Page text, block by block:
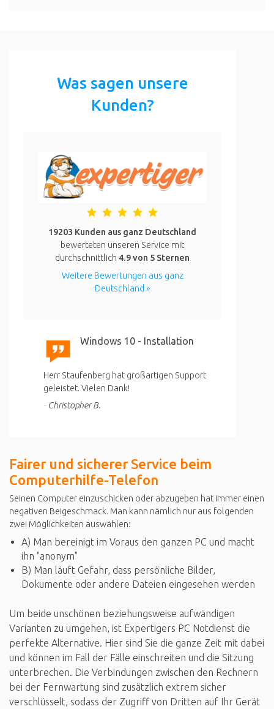
Was sagen unsere
Kunden?
19203 Kunden aus ganz Deutschland
bewerteten unseren Service mit
durchschnittlich 4.9von 5 Sternen
Weitere Bewertungen aus ganz
Deutschland »
Windows 10 - Installation
Herr Staufenberg hat großartigen Support
geleistet. Vielen Dank!
Christopher B.
Fairer und sicherer Service beim
Computerhilfe-Telefon
Seinen Computer einzuschicken oder abzugeben hat immer einen
negativen Beigeschmack. Man kann nämlich nur aus folgenden
zwei Möglichkeiten auswählen:
A) Man bereinigt im Voraus den ganzen PC und macht
ihn "anonym"
B) Man läuft Gefahr, dass persönliche Bilder,
Dokumente oder andere Dateien eingesehen werden
Um beide unschönen beziehungsweise aufwändigen
Varianten zu umgehen, ist Expertigers PC Notdienst die
perfekte Alternative. Hier sind Sie die ganze Zeit mit dabei
und können im Fall der Fälle einschreiten und die Sitzung
unterbrechen. Die Verbindungen zwischen den Rechnern
bei der Fernwartung sind zusätzlich extrem sicher
verschlüsselt, sodass der Zugriff von Dritten auf Ihr Gerät